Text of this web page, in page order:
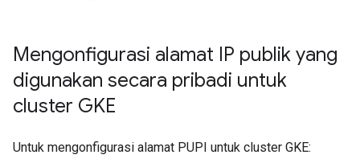
Mengonfigurasi alamat IP publik yang
digunakan secara pribadi untuk
cluster GKE
Untuk mengonfigurasi alamat PUPI untuk cluster GKE: